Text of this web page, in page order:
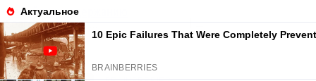
Перейти к содержанию
Search for: